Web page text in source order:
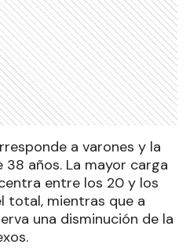
a varones y la
38 años. La mayor carga
entre los 20 y los
total, mientras que a
una disminución de la